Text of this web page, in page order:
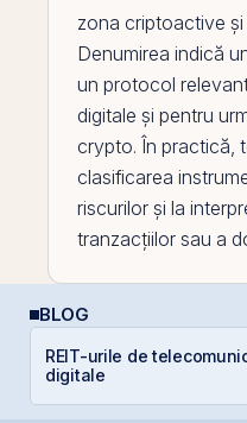
zona criptoactive
Denumirea indică
un protocol
digitale și pentru
crypto. În practică,
clasificarea
riscurilor și la
tranzacțiilor sau a
BLOG
REIT-urile de
digitale